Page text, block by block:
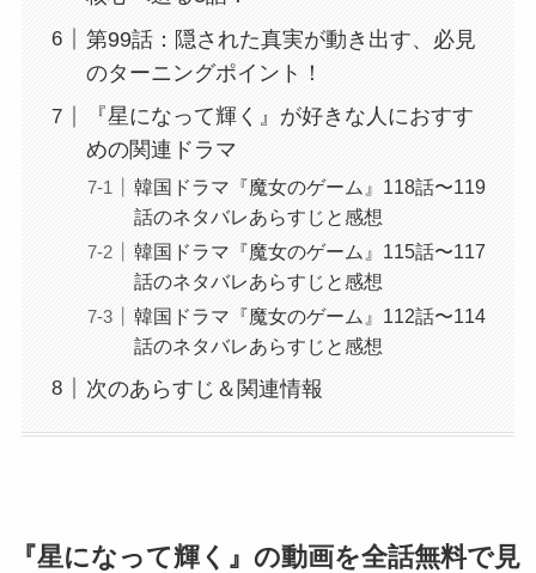
第99話：隠された真実が動き出す、必見
のターニングポイント！
『星になって輝く』が好きな人におすす
めの関連ドラマ
韓国ドラマ『魔女のゲーム』118話〜119
話のネタバレあらすじと感想
韓国ドラマ『魔女のゲーム』115話〜117
話のネタバレあらすじと感想
韓国ドラマ『魔女のゲーム』112話〜114
話のネタバレあらすじと感想
次のあらすじ＆関連情報
『星になって輝く』の動画を全話無料で見